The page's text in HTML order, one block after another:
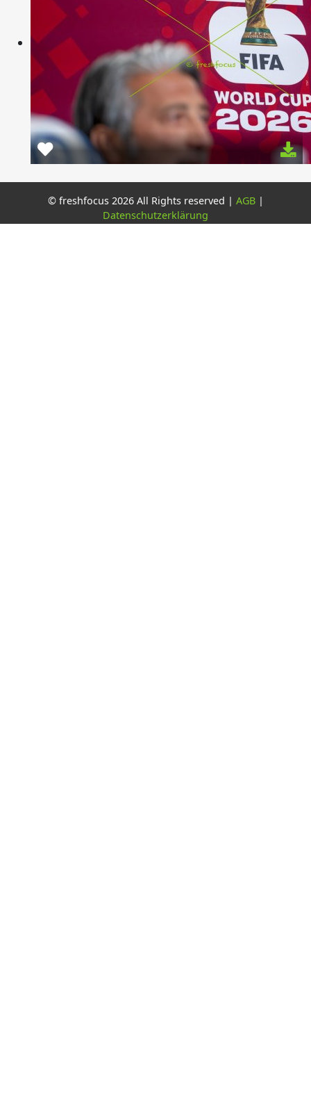
© freshfocus 2026 All Rights reserved | AGB|
Datenschutzerklärung